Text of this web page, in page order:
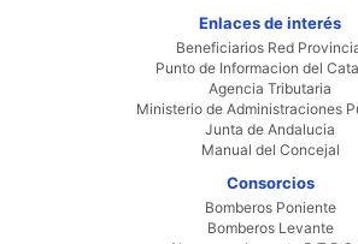
Enlaces de interés
Beneficiarios Red
Punto de Informacion del
Agencia Tributaria
Ministerio de Administraciones
Junta de Andalucia
Manual del Concejal
Consorcios
Bomberos Poniente
Bomberos Levante